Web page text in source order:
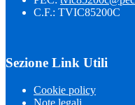
C.F.: TVIC85200C
Sezione Link Utili
Cookie policy
Note legali